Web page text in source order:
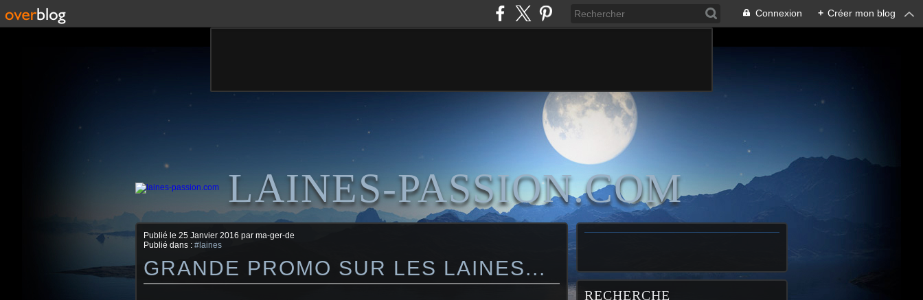
Connexion + Créer mon blog
LAINES-PASSION.COM
Publié le 25 Janvier 2016 par ma-ger-de
Publié dans : #laines
GRANDE PROMO SUR LES LAINES...
RECHERCHE